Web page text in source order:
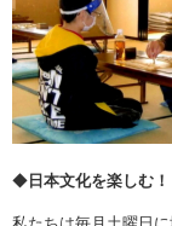
◆ 日本文化を楽しむ